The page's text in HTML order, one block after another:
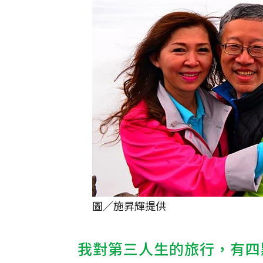
圖／施昇輝提供
我對第三人生的旅行，有